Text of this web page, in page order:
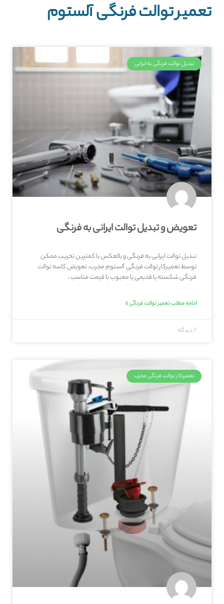
تعمیر توالت فرنگی آلستوم
تبدیل توالت فرنگی به ایرانی
تعویض و تبدیل توالت ایرانی به فرنگی
تبدیل توالت ایرانی به فرنگی و بالعکس با کمترین تخریب ممکن
توسط تعمیرکار توالت فرنگی آلستوم مجرب، تعویض کاسه توالت
فرنگی شکسته یا قدیمی یا معیوب با قیمت مناسب ،
ادامه مطلب تعمیر توالت فرنگی »
7 دیدگاه
تعمیرکار توالت فرنگی مجرب